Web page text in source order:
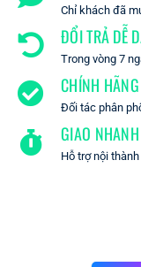
Chỉ khách đã
ĐỔI TRẢ DỄ
Trong vòng 7
CHÍNH HÃNG
Đối tác phân
GIAO
Hỗ trợ nội